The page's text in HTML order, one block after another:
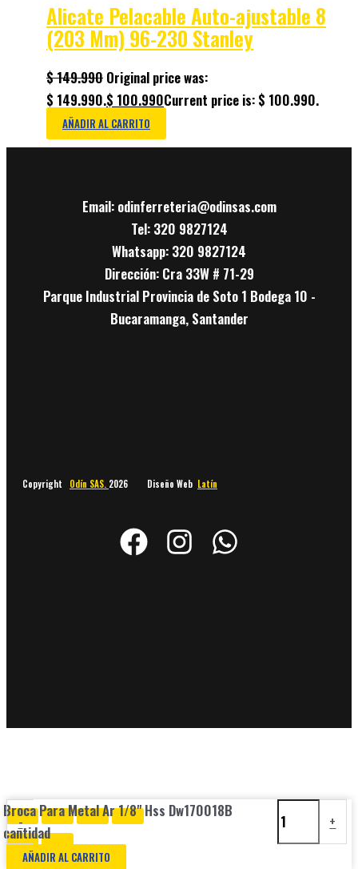
Alicate Pelacable Auto-ajustable 8
(203 Mm) 96-230 Stanley
$149.990 Original price was:
$ 149.990.$ 100.990Current price is: $ 100.990.
AÑADIR AL CARRITO
Email: odinferreteria@odinsas.com
Tel: 320 9827124
Whatsapp: 320 9827124
Dirección: Cra 33W # 71-29
Parque Industrial Provincia de Soto 1 Bodega 10 -
Bucaramanga, Santander
Copyright Odín SAS. 2026 Diseño Web Latín
-
Broca Para Metal Ar 1/8" Hss Dw170018B
cantidad
+
AÑADIR AL CARRITO